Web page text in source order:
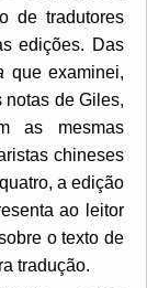
de tradutores
edições. Das
que examinei,
notas de Giles,
as mesmas
chineses
a edição
ao leitor
o texto de
tradução.